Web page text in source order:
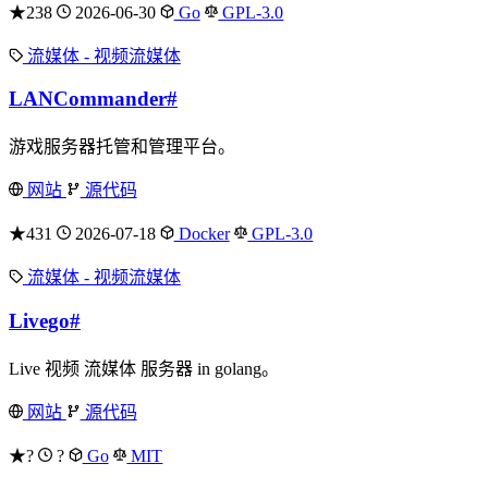
★238 2026-06-30 Go GPL-3.0
流媒体 - 视频流媒体
LANCommander#
游戏服务器托管和管理平台。
网站 源代码
★431 2026-07-18 Docker GPL-3.0
流媒体 - 视频流媒体
Livego#
Live 视频 流媒体 服务器 in golang。
网站 源代码
★? ? Go MIT